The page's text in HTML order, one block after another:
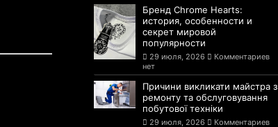
Бренд Chrome Hearts:
история, особенности и
секрет мировой
популярности
29 июля, 2026
Комментариев
нет
Причини викликати майстра з
ремонту та обслуговування
побутової техніки
29 июля, 2026 Комментариев